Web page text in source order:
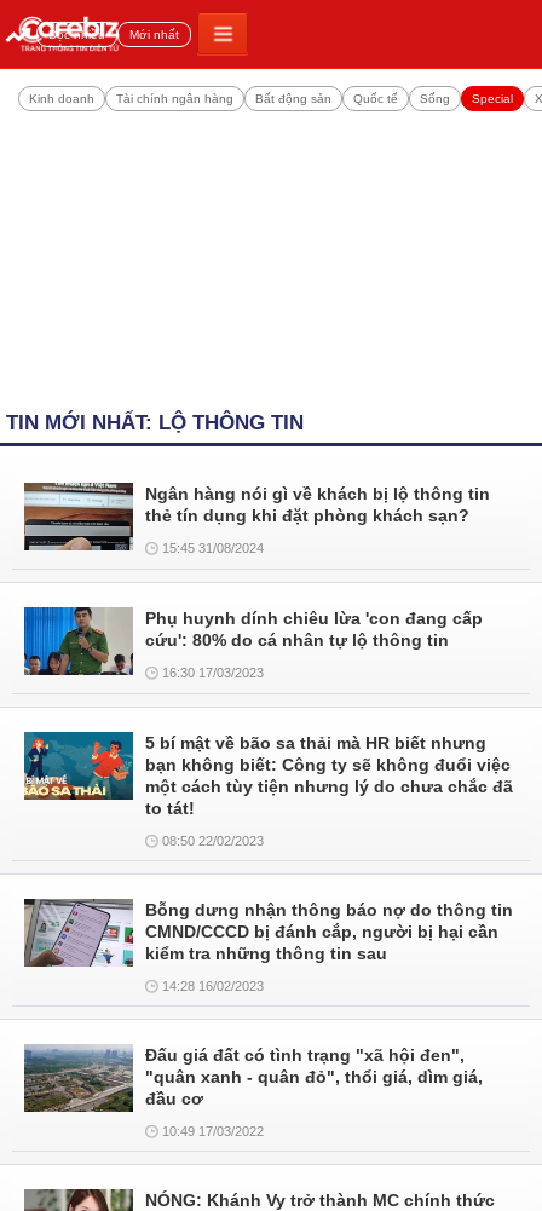
Đọc nhiều Mới nhất
Kinh doanh Tài chính ngân hàng Bất động sản Quốc tế Sống Special
TIN MỚI NHẤT: LỘ THÔNG TIN
Ngân hàng nói gì về khách bị lộ thông tin
thẻ tín dụng khi đặt phòng khách sạn?
15:45 31/08/2024
Phụ huynh dính chiêu lừa 'con đang cấp
cứu': 80% do cá nhân tự lộ thông tin
16:30 17/03/2023
5 bí mật về bão sa thải mà HR biết nhưng
bạn không biết: Công ty sẽ không đuổi việc
một cách tùy tiện nhưng lý do chưa chắc đã
to tát!
08:50 22/02/2023
Bỗng dưng nhận thông báo nợ do thông tin
CMND/CCCD bị đánh cắp, người bị hại cần
kiểm tra những thông tin sau
14:28 16/02/2023
Đấu giá đất có tình trạng "xã hội đen",
"quân xanh - quân đỏ", thổi giá, dìm giá,
đầu cơ
10:49 17/03/2022
NÓNG: Khánh Vy trở thành MC chính thức